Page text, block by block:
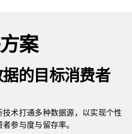
案
的目标消费者
术打通多种数据源，以实现个性
参与度与留存率。